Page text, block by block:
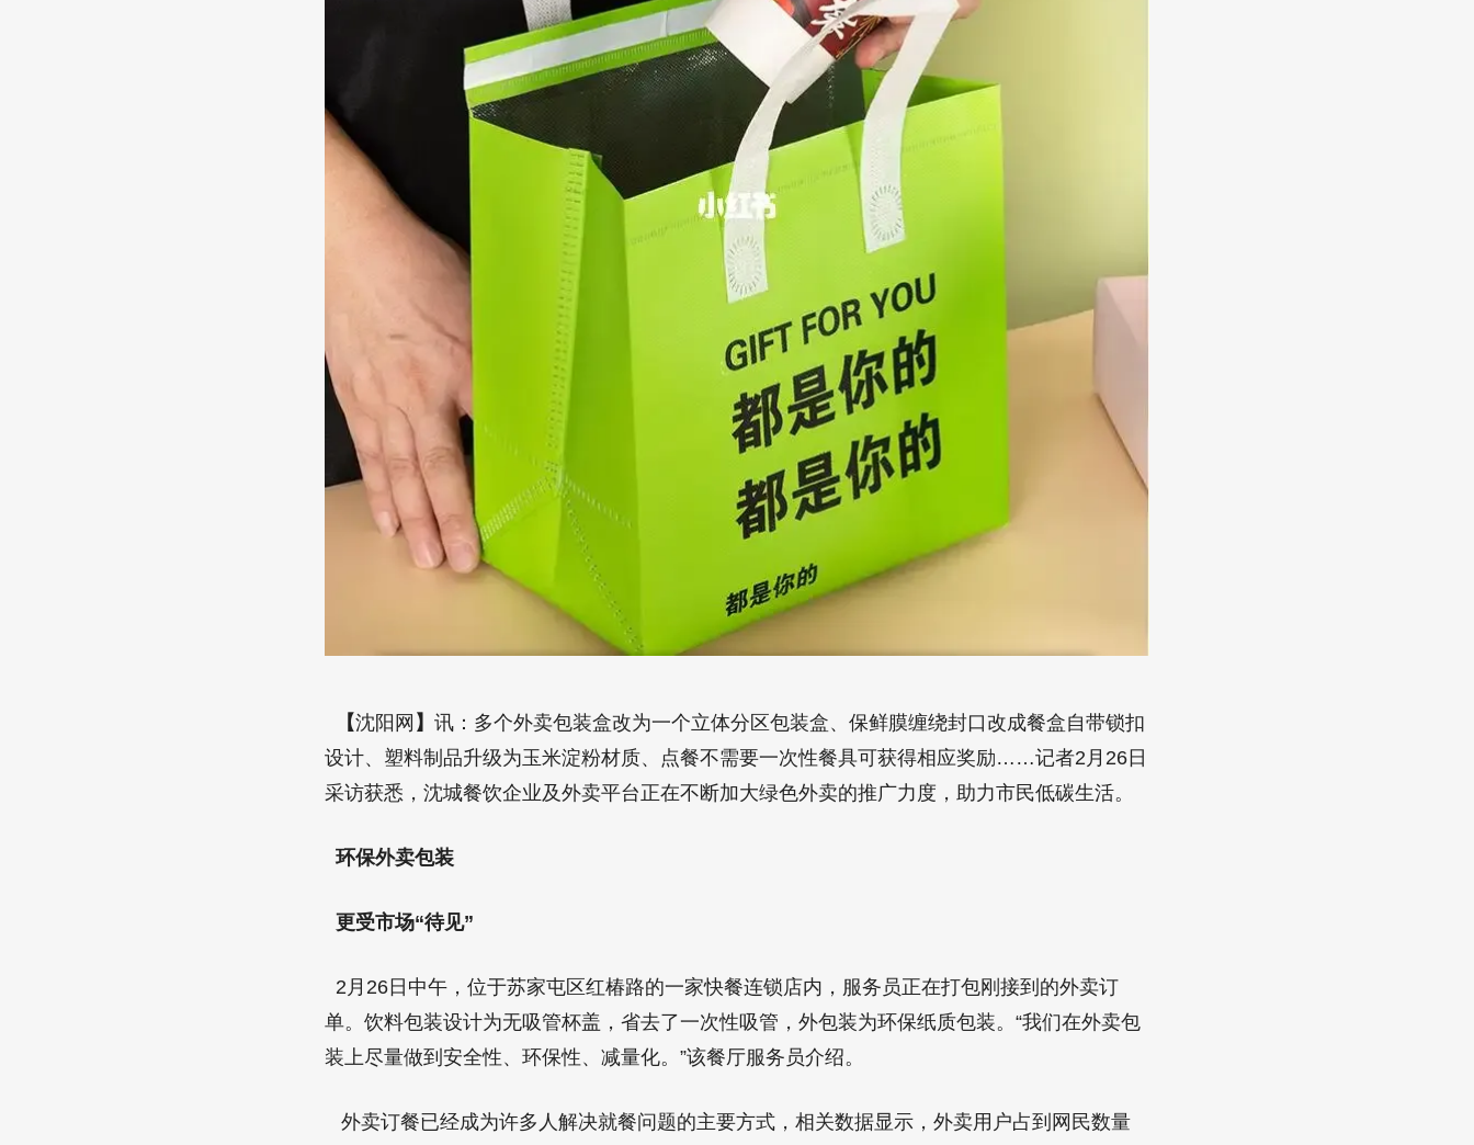
【沈阳网 】 讯：多个外卖包装盒改为一个立体分区包装盒、保鲜膜缠绕封口改成餐盒自带锁扣
设计、塑料制品升级为玉米淀粉材质、点餐不需要一次性餐具可获得相应奖励……记者2月26日
采访获悉，沈城餐饮企业及外卖平台正在不断加大绿色外卖的推广力度，助力市民低碳生活。
环保外卖包装
更受市场“待见”
2月26日中午，位于苏家屯区红椿路的一家快餐连锁店内，服务员正在打包刚接到的外卖订
单。饮料包装设计为无吸管杯盖，省去了一次性吸管，外包装为环保纸质包装。“我们在外卖包
装上尽量做到安全性、环保性、减量化。”该餐厅服务员介绍。
外卖订餐已经成为许多人解决就餐问题的主要方式，相关数据显示，外卖用户占到网民数量